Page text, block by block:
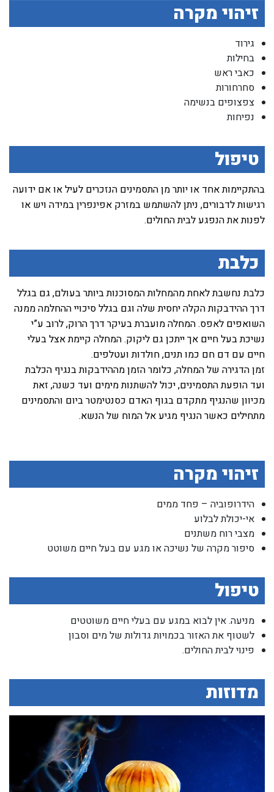
זיהוי מקרה
גירוד
בחילות
כאבי ראש
סחרחורות
צפצופים בנשימה
נפיחות
טיפול
בהתקיימות אחד או יותר מן התסמינים הנזכרים לעיל או אם ידועה
רגישות לדבורים, ניתן להשתמש במזרק אפינפרין במידה ויש או
לפנות את הנפגע לבית החולים.
כלבת
כלבת נחשבת לאחת מהמחלות המסוכנות ביותר בעולם, גם בגלל
דרך ההידבקות הקלה יחסית שלה וגם בגלל סיכויי ההחלמה ממנה
השואפים לאפס. המחלה מועברת בעיקר דרך הרוק, לרוב ע”י
נשיכת בעל חיים אך ייתכן גם ליקוק. המחלה קיימת אצל בעלי
חיים עם דם חם כמו תנים, חולדות ועטלפים.
זמן הדגירה של המחלה, כלומר הזמן מההידבקות בנגיף הכלבת
ועד הופעת התסמינים, יכול להשתנות מימים ועד כשנה, זאת
מכיוון שהנגיף מתקדם בגוף האדם כסנטימטר ביום והתסמינים
מתחילים כאשר הנגיף מגיע אל המוח של הנשא.
זיהוי מקרה
הידרופוביה – פחד ממים
אי-יכולת לבלוע
מצבי רוח משתנים
סיפור מקרה של נשיכה או מגע עם בעל חיים משוטט
טיפול
מניעה. אין לבוא במגע עם בעלי חיים משוטטים
לשטוף את האזור בכמויות גדולות של מים וסבון
פינוי לבית החולים.
מדוזות